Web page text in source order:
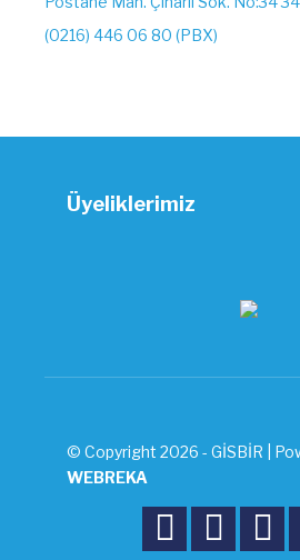
(0216) 446 06 80 (PBX)
Üyeliklerimiz
© Copyright 2026 - GİSBİR |
WEBREKA
  